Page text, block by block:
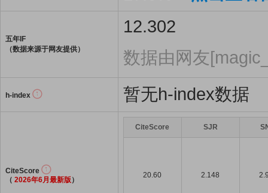
五年IF
（数据来源于网友提供）
12.302
数据由网友
h-index 暂无h-index数据
CiteScore
（ 2026年6月最新版）
CiteScore SJR
20.60 2.148